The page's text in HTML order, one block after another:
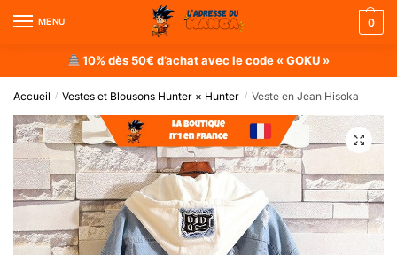
MENU 0
10% dès 50€ d’achat avec le code « GOKU »
Accueil / Vestes et Blousons Hunter × Hunter / Veste en Jean Hisoka